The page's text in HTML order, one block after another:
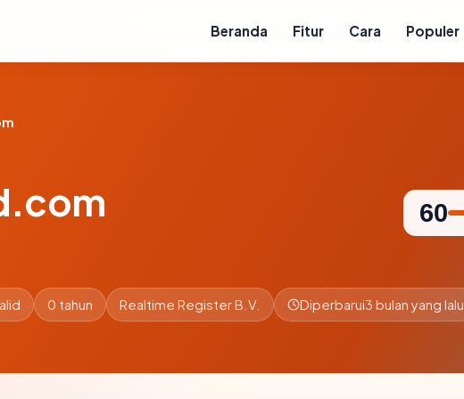
Beranda Fitur Cara Populer
60
0 tahun Realtime Register B.V. Diperbarui3 bulan yang lalu